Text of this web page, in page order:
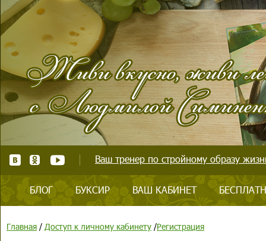
Ваш тренер по стройному образу
БЛОГ БУКСИР ВАШ КАБИНЕТ
Главная / Доступ к личному кабинету /Регистрация